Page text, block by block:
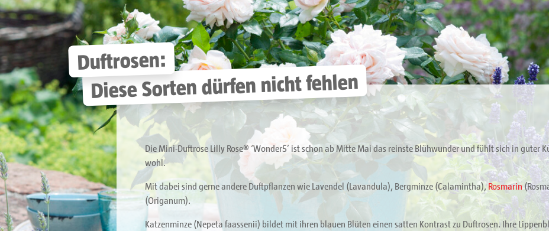
Duftrosen:
Diese Sorten dürfen nicht fehlen
Die Mini-Duftrose Lilly Rose® ‘Wonder5’ ist schon ab Mitte Mai das reinste Blühwunder und fühlt sich in guter
wohl.
Mit dabei sind gerne andere Duftpflanzen wie Lavendel (Lavandula), Bergminze (Calamintha),Rosmarin
(Origanum).
Katzenminze (Nepeta faassenii) bildet mit ihren blauen Blüten einen satten Kontrast zu Duftrosen. Ihre